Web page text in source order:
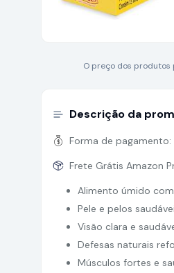
O preço dos
Descrição da
Forma de pagamento:
Frete Grátis Amazon
Alimento úmido
Pele e pelos
Visão clara e
Defesas naturais
Músculos fortes e